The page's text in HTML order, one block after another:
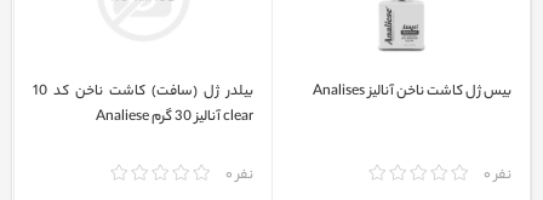
بیس ژل کاشت ناخن آنالیز Analises
نفر 0
بیلدر ژل (سافت) کاشت ناخن کد 10
clear آنالیز 30 گرم Analiese
نفر 0